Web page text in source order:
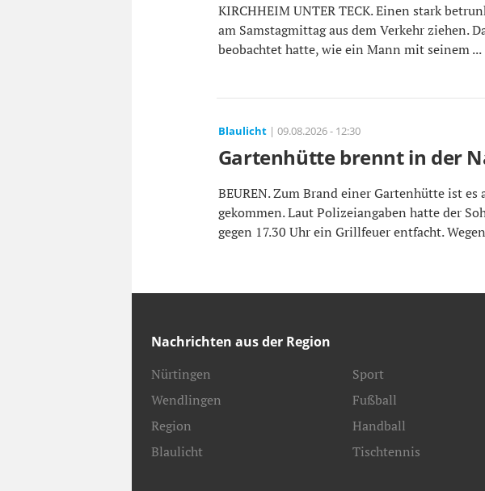
KIRCHHEIM UNTER TECK. Einen stark
am Samstagmittag aus dem Verkehr ziehen.
beobachtet hatte, wie ein Mann mit seinem ...
Blaulicht| 09.08.2026 - 12:30
Gartenhütte brennt in der
BEUREN. Zum Brand einer Gartenhütte ist
gekommen. Laut Polizeiangaben hatte der
gegen 17.30 Uhr ein Grillfeuer entfacht.
Nachrichten aus der Region
Nürtingen
Wendlingen
Region
Blaulicht
Sport
Fußball
Handball
Tischtennis